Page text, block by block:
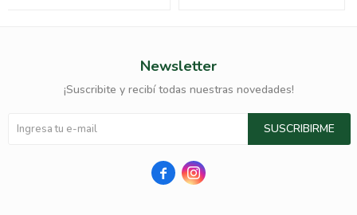
Newsletter
¡Suscribite y recibí todas nuestras novedades!
SUSCRIBIRME
 